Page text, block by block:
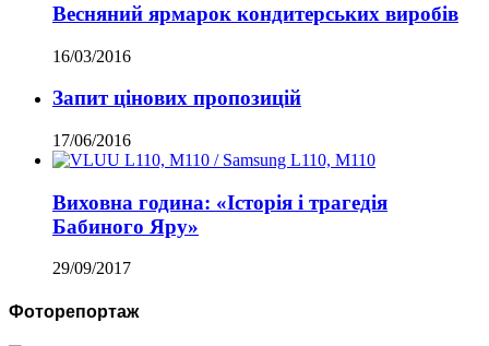
Весняний ярмарок кондитерських виробів
16/03/2016
Запит цінових пропозицій
17/06/2016
Виховна година: «Історія і трагедія
Бабиного Яру»
29/09/2017
Фоторепортаж